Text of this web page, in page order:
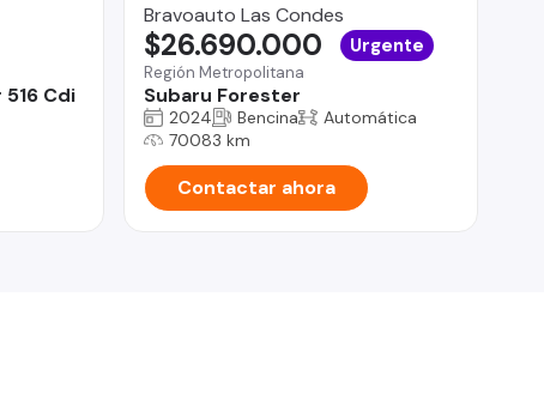
Cdi
Bravoauto Las Condes
Región Metropolitana
Subaru Forester
$26.690.000 Urgente
2024 Bencina
Automática
70083 km
Contactar ahora